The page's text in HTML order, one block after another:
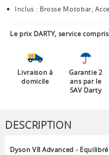
Inclus : Brosse Motobar,
Le prix DARTY, service
Livraison à
domicile
Garantie 2
ans par le
SAV Darty
DESCRIPTION
Dyson V8 Advanced -